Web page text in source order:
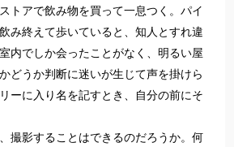
トアで飲み物を買って一息つく。パイ
み終えて歩いていると、知人とすれ違
内でしか会ったことがなく、明るい屋
どうか判断に迷いが生じて声を掛けら
ーに入り名を記すとき、自分の前にそ
撮影することはできるのだろうか。何